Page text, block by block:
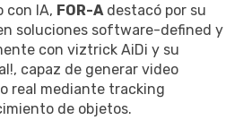
con IA, FOR-A destacó por su
soluciones software-defined y
con viztrick AiDi y su
capaz de generar video
real mediante tracking
de objetos.